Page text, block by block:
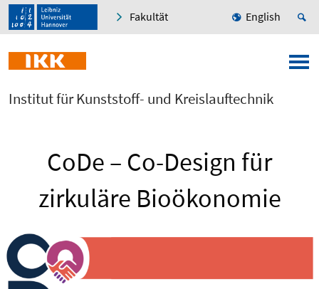
Fakultät English
Institut für Kunststoff- und Kreislauftechnik
CoDe – Co-Design für
zirkuläre Bioökonomie